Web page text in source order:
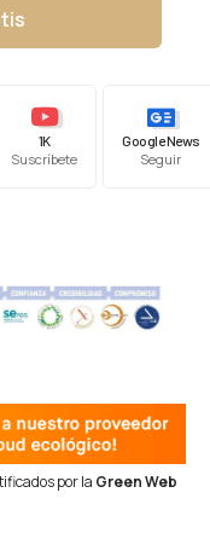
1K
Suscríbete
Google News
Seguir
por la Green Web